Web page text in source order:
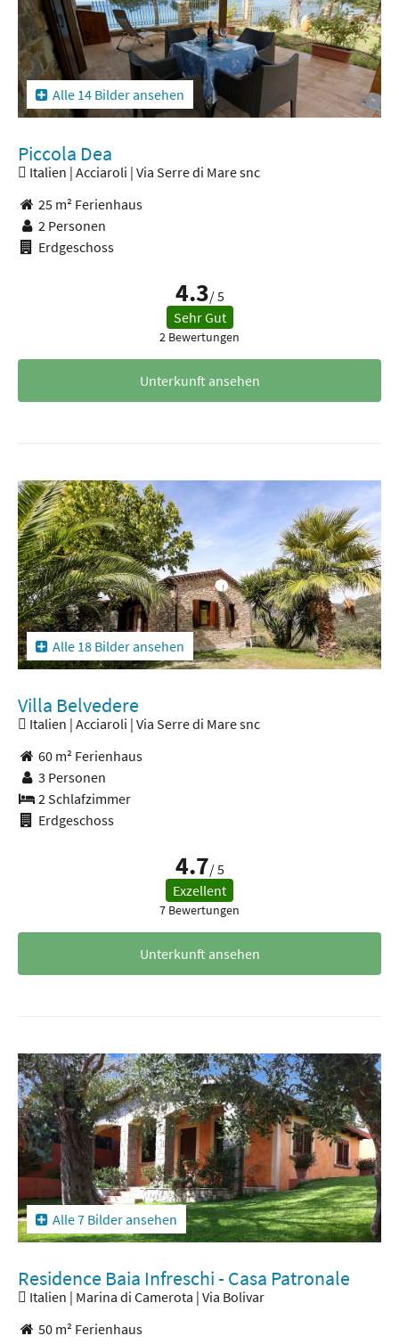
Alle 14 Bilder ansehen
Piccola Dea
Italien | Acciaroli | Via Serre di Mare snc
25 m² Ferienhaus
2 Personen
Erdgeschoss
4.3/ 5
Sehr Gut
2 Bewertungen
Unterkunft ansehen
Alle 18 Bilder ansehen
Villa Belvedere
Italien | Acciaroli | Via Serre di Mare snc
60 m² Ferienhaus
3 Personen
2 Schlafzimmer
Erdgeschoss
4.7/ 5
Exzellent
7 Bewertungen
Unterkunft ansehen
Alle 7 Bilder ansehen
Residence Baia Infreschi - Casa Patronale
Italien | Marina di Camerota | Via Bolivar
50 m² Ferienhaus